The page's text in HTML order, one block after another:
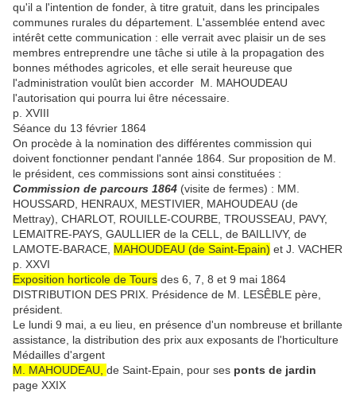
qu'il a l'intention de fonder, à titre gratuit, dans les principales
communes rurales du département. L'assemblée entend avec
intérêt cette communication : elle verrait avec plaisir un de ses
membres entreprendre une tâche si utile à la propagation des
bonnes méthodes agricoles, et elle serait heureuse que
l'administration voulût bien accorder M. MAHOUDEAU
l'autorisation qui pourra lui être nécessaire.
p. XVIII
Séance du 13 février 1864
On procède à la nomination des différentes commission qui
doivent fonctionner pendant l'année 1864. Sur proposition de M.
le président, ces commissions sont ainsi constituées :
Commission de parcours 1864 (visite de fermes) : MM.
HOUSSARD, HENRAUX, MESTIVIER, MAHOUDEAU (de
Mettray), CHARLOT, ROUILLE-COURBE, TROUSSEAU, PAVY,
LEMAITRE-PAYS, GAULLIER de la CELL, de BAILLIVY, de
LAMOTE-BARACE, MAHOUDEAU (de Saint-Epain) et J. VACHER
p. XXVI
Exposition horticole de Tours des 6, 7, 8 et 9 mai 1864
DISTRIBUTION DES PRIX. Présidence de M. LESÊBLE père,
président.
Le lundi 9 mai, a eu lieu, en présence d'un nombreuse et brillante
assistance, la distribution des prix aux exposants de l'horticulture
Médailles d'argent
M. MAHOUDEAU, de Saint-Epain, pour ses ponts de jardin
page XXIX